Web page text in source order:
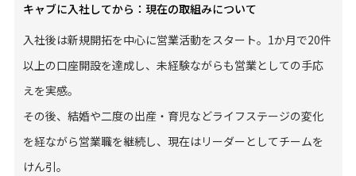
キャブに入社してから：現在の取組みについて
入社後は新規開拓を中心に営業活動をスタート。1か月で20件
以上の口座開設を達成し、未経験ながらも営業としての手応
えを実感。
その後、結婚や二度の出産・育児などライフステージの変化
を経ながら営業職を継続し、現在はリーダーとしてチームを
けん引。